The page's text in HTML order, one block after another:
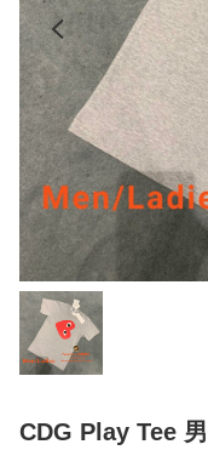
CDG Play Tee